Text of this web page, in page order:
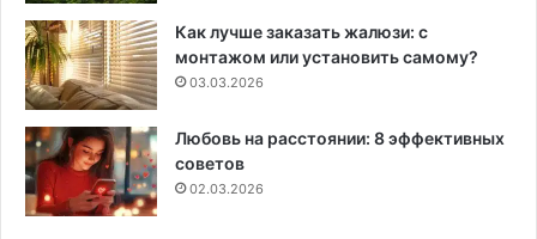
Как лучше заказать жалюзи: с
монтажом или установить самому?
03.03.2026
Любовь на расстоянии: 8 эффективных
советов
02.03.2026